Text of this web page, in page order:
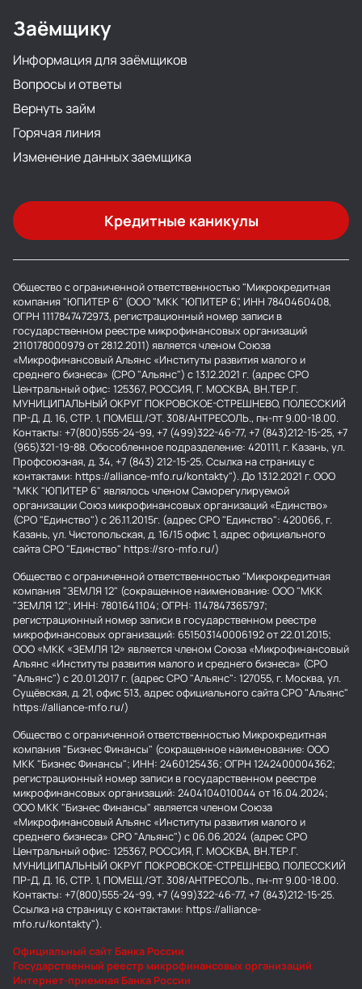
Заёмщику
Информация для заёмщиков
Вопросы и ответы
Вернуть займ
Горячая линия
Изменение данных заемщика
Кредитные каникулы
Общество с ограниченной ответственностью "Микрокредитная
компания "ЮПИТЕР 6" (ООО "МКК "ЮПИТЕР 6", ИНН 7840460408,
ОГРН 1117847472973, регистрационный номер записи в
государственном реестре микрофинансовых организаций
2110178000979 от 28.12.2011) является членом Союза
«Микрофинансовый Альянс «Институты развития малого и
среднего бизнеса» (СРО "Альянс") с 13.12.2021 г. (адрес СРО
Центральный офис: 125367, РОССИЯ, Г. МОСКВА, ВН.ТЕР.Г.
МУНИЦИПАЛЬНЫЙ ОКРУГ ПОКРОВСКОЕ-СТРЕШНЕВО, ПОЛЕССКИЙ
ПР-Д, Д. 16, СТР. 1, ПОМЕЩ./ЭТ. 308/АНТРЕСОЛЬ., пн-пт 9.00-18.00.
Контакты: +7(800)555-24-99, +7 (499)322-46-77, +7 (843)212-15-25, +7
(965)321-19-88. Обособленное подразделение: 420111, г. Казань, ул.
Профсоюзная, д. 34, +7 (843) 212-15-25. Ссылка на страницу с
контактами: https://alliance-mfo.ru/kontakty"). До 13.12.2021 г. ООО
"МКК "ЮПИТЕР 6" являлось членом Саморегулируемой
организации Союз микрофинансовых организаций «Единство»
(СРО "Единство") с 26.11.2015г. (адрес СРО "Единство": 420066, г.
Казань, ул. Чистопольская, д. 16/15 офис 1, адрес официального
сайта СРО "Единство" https://sro-mfo.ru/)
Общество с ограниченной ответственностью "Микрокредитная
компания "ЗЕМЛЯ 12" (сокращенное наименование: ООО "МКК
"ЗЕМЛЯ 12"; ИНН: 7801641104; ОГРН: 1147847365797;
регистрационный номер записи в государственном реестре
микрофинансовых организаций: 651503140006192 от 22.01.2015;
ООО «МКК «ЗЕМЛЯ 12» является членом Союза «Микрофинансовый
Альянс «Институты развития малого и среднего бизнеса» (СРО
"Альянс") с 20.01.2017 г. (адрес СРО "Альянс": 127055, г. Москва, ул.
Сущёвская, д. 21, офис 513, адрес официального сайта СРО "Альянс"
https://alliance-mfo.ru/)
Общество с ограниченной ответственностью Микрокредитная
компания "Бизнес Финансы" (сокращенное наименование: ООО
МКК "Бизнес Финансы"; ИНН: 2460125436; ОГРН 1242400004362;
регистрационный номер записи в государственном реестре
микрофинансовых организаций: 2404104010044 от 16.04.2024;
ООО МКК "Бизнес Финансы" является членом Союза
«Микрофинансовый Альянс «Институты развития малого и
среднего бизнеса» СРО "Альянс") с 06.06.2024 (адрес СРО
Центральный офис: 125367, РОССИЯ, Г. МОСКВА, ВН.ТЕР.Г.
МУНИЦИПАЛЬНЫЙ ОКРУГ ПОКРОВСКОЕ-СТРЕШНЕВО, ПОЛЕССКИЙ
ПР-Д, Д. 16, СТР. 1, ПОМЕЩ./ЭТ. 308/АНТРЕСОЛЬ., пн-пт 9.00-18.00.
Контакты: +7(800)555-24-99, +7 (499)322-46-77, +7 (843)212-15-25.
Ссылка на страницу с контактами: https://alliance-
mfo.ru/kontakty").
Официальный сайт Банка России
Государственный реестр микрофинансовых организаций
Интернет-приемная Банка России